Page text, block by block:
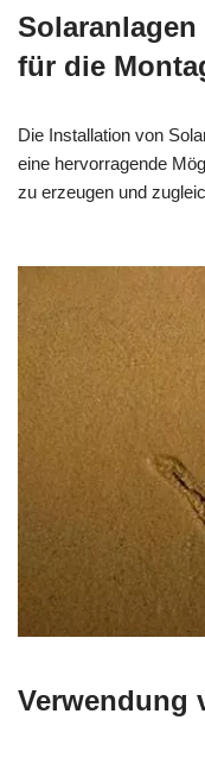
für die
Die Installation von
eine hervorragende
zu erzeugen und
Verwendung